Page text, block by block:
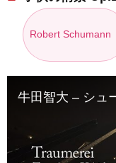
Robert Schumann
牛田智大 – シュ